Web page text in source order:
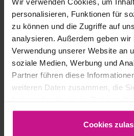
personalisieren, Funktionen für
zu können und die Zugriffe auf
analysieren. Außerdem geben
Verwendung unserer Website an
soziale Medien, Werbung und
Partner führen diese
weiteren Daten zusammen, die
gesammelt haben.
Cookies
Školení CAD, PDM &
+43 5223 55509
zeptat se